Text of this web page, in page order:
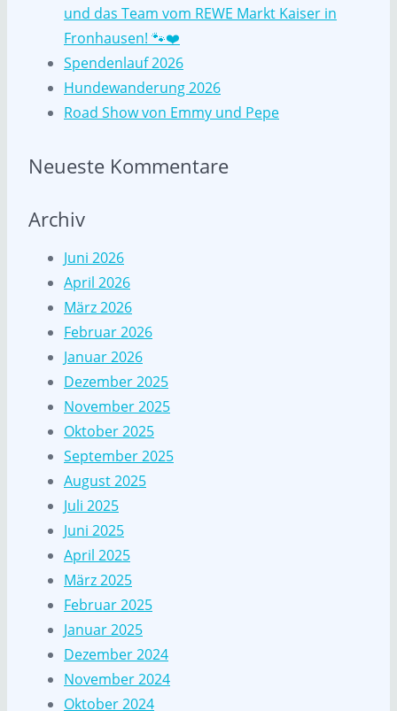
und das Team vom REWE Markt Kaiser in
Fronhausen! 🐾❤️
Spendenlauf 2026
Hundewanderung 2026
Road Show von Emmy und Pepe
Neueste Kommentare
Archiv
Juni 2026
April 2026
März 2026
Februar 2026
Januar 2026
Dezember 2025
November 2025
Oktober 2025
September 2025
August 2025
Juli 2025
Juni 2025
April 2025
März 2025
Februar 2025
Januar 2025
Dezember 2024
November 2024
Oktober 2024